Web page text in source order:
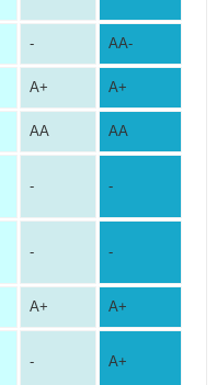
- AA-
A+ A+
AA AA
- -
- -
A+ A+
- A+